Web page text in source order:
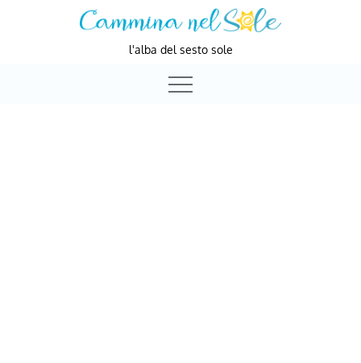
l'alba del sesto sole